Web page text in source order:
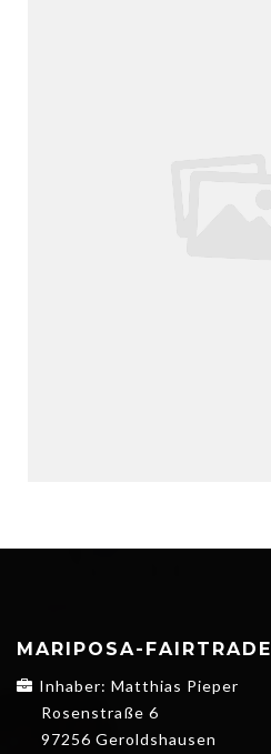
MARIPOSA-FAIRTRADE
Inhaber: Matthias Pieper
Rosenstraße 6
97256 Geroldshausen